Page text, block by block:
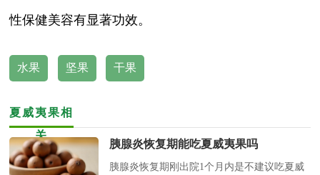
性保健美容有显著功效。
水果 坚果 干果
夏威夷果相
关
胰腺炎恢复期能吃夏威夷果吗
胰腺炎恢复期刚出院1个月内是不建议吃夏威